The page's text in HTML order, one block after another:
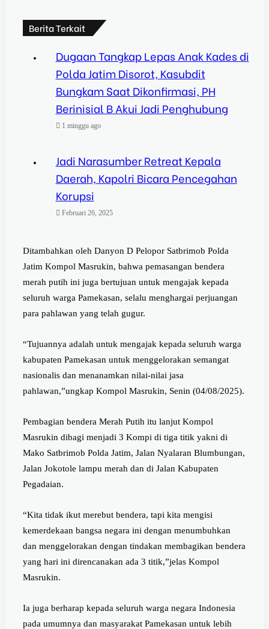
Berita Terkait
Dugaan Tangkap Lepas Anak Kades di
Polda Jatim Disorot, Kasubdit
Bungkam Saat Dikonfirmasi, PH
Berinisial B Akui Jadi Penghubung
1 minggu ago
Jadi Narasumber Retreat Kepala
Daerah, Kapolri Bicara Pencegahan
Korupsi
Februari 26, 2025
Ditambahkan oleh Danyon D Pelopor Satbrimob Polda
Jatim Kompol Masrukin, bahwa pemasangan bendera
merah putih ini juga bertujuan untuk mengajak kepada
seluruh warga Pamekasan, selalu menghargai perjuangan
para pahlawan yang telah gugur.
“Tujuannya adalah untuk mengajak kepada seluruh warga
kabupaten Pamekasan untuk menggelorakan semangat
nasionalis dan menanamkan nilai-nilai jasa
pahlawan,”ungkap Kompol Masrukin, Senin (04/08/2025).
Pembagian bendera Merah Putih itu lanjut Kompol
Masrukin dibagi menjadi 3 Kompi di tiga titik yakni di
Mako Satbrimob Polda Jatim, Jalan Nyalaran Blumbungan,
Jalan Jokotole lampu merah dan di Jalan Kabupaten
Pegadaian.
“Kita tidak ikut merebut bendera, tapi kita mengisi
kemerdekaan bangsa negara ini dengan menumbuhkan
dan menggelorakan dengan tindakan membagikan bendera
yang hari ini direncanakan ada 3 titik,”jelas Kompol
Masrukin.
Ia juga berharap kepada seluruh warga negara Indonesia
pada umumnya dan masyarakat Pamekasan untuk lebih